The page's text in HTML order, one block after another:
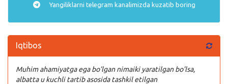
Yangiliklarni telegram kanalimizda kuzatib boring
Iqtibos
Muhim ahamiyatga ega bo’lgan nimaiki yaratilgan bo’lsa,
albatta u kuchli tartib asosida tashkil etilgan